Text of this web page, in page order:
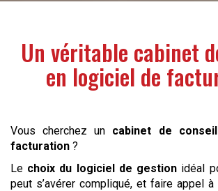
Un véritable cabinet
en logiciel de
Vous cherchez un cabinet de conseil
facturation ?
Le choix du logiciel de gestion idéal
peut s’avérer compliqué, et faire appel